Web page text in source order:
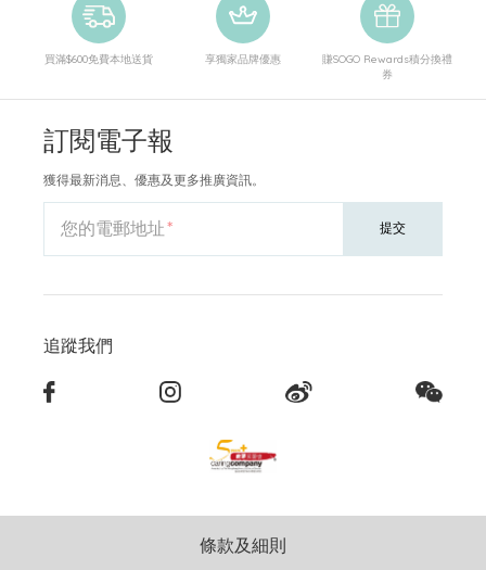
買滿$600免費本地送貨 享獨家品牌優惠
賺SOGO Rewards積分換禮
券
訂閱電子報
獲得最新消息、優惠及更多推廣資訊。
您的電郵地址 提交
追蹤我們
條款及細則